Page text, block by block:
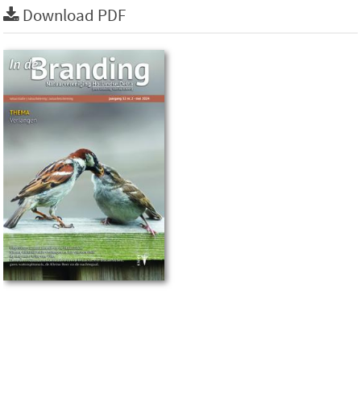
Download PDF